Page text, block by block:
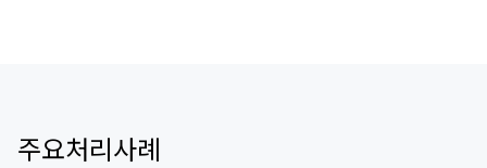
주요처리사례